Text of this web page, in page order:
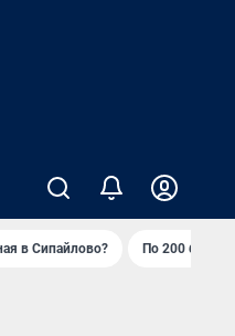
в Сипайлово? По 200